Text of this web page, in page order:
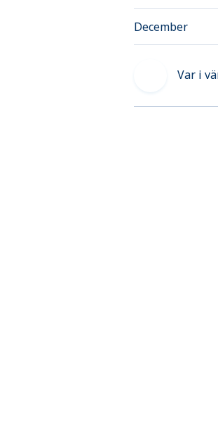
December
Var i